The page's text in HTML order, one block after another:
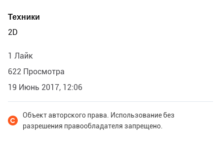
Техники
2D
1 Лайк
622 Просмотра
19 Июнь 2017, 12:06
Объект авторского права. Использование без
разрешения правообладателя запрещено.